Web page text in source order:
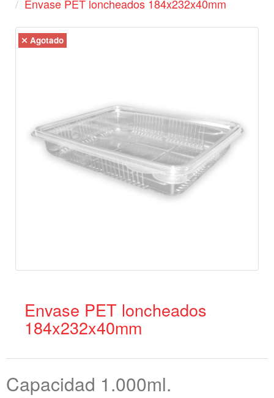
Envase PET loncheados 184x232x40mm
Agotado
Envase PET loncheados
184x232x40mm
Capacidad 1.000ml.